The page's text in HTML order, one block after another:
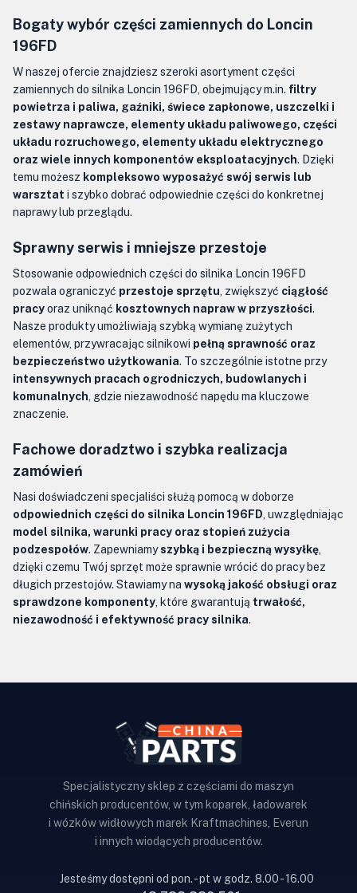
Bogaty wybór części zamiennych do Loncin
196FD
W naszej ofercie znajdziesz szeroki asortyment części
zamiennych do silnika Loncin 196FD, obejmujący m.in. filtry
powietrza i paliwa, gaźniki, świece zapłonowe, uszczelki i
zestawy naprawcze, elementy układu paliwowego, części
układu rozruchowego, elementy układu elektrycznego
oraz wiele innych komponentów eksploatacyjnych. Dzięki
temu możesz kompleksowo wyposażyć swój serwis lub
warsztat i szybko dobrać odpowiednie części do konkretnej
naprawy lub przeglądu.
Sprawny serwis i mniejsze przestoje
Stosowanie odpowiednich części do silnika Loncin 196FD
pozwala ograniczyć przestoje sprzętu , zwiększyć ciągłość
pracyoraz uniknąć kosztownych napraw w przyszłości.
Nasze produkty umożliwiają szybką wymianę zużytych
elementów, przywracając silnikowi pełną sprawność oraz
bezpieczeństwo użytkowania. To szczególnie istotne przy
intensywnych pracach ogrodniczych, budowlanych i
komunalnych , gdzie niezawodność napędu ma kluczowe
znaczenie.
Fachowe doradztwo i szybka realizacja
zamówień
Nasi doświadczeni specjaliści służą pomocą w doborze
odpowiednich części do silnika Loncin 196FD , uwzględniając
model silnika, warunki pracy oraz stopień zużycia
podzespołów. Zapewniamyszybką i bezpieczną wysyłkę
dzięki czemu Twój sprzęt może sprawnie wrócić do pracy bez
długich przestojów. Stawiamy na wysoką jakość obsługi oraz
sprawdzone komponenty , które gwarantują trwałość,
niezawodność i efektywność pracy silnika.
Specjalistyczny sklep z częściami do maszyn
chińskich producentów, w tym koparek, ładowarek
i wózków widłowych marek Kraftmachines, Everun
i innych wiodących producentów.
Jesteśmy dostępni od pon. - pt w godz. 8.00 - 16.00